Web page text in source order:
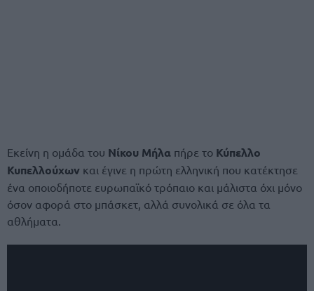
Εκείνη η ομάδα του Νίκου Μήλα πήρε το Κύπελλο
Κυπελλούχων και έγινε η πρώτη ελληνική που κατέκτησε
ένα οποιοδήποτε ευρωπαϊκό τρόπαιο και μάλιστα όχι μόνο
όσον αφορά στο μπάσκετ, αλλά συνολικά σε όλα τα
αθλήματα.